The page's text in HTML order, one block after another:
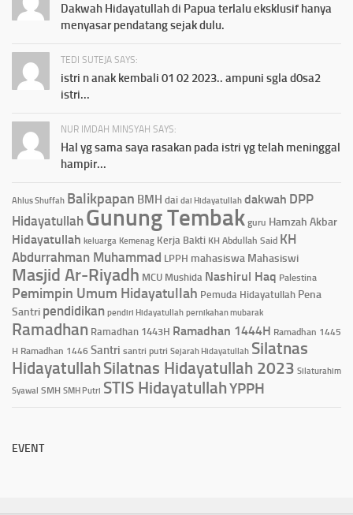
Dakwah Hidayatullah di Papua terlalu eksklusif hanya
menyasar pendatang sejak dulu.
TEDI SUTEJA SAYS:
istri n anak kembali 01 02 2023.. ampuni sgla d0sa2
istri...
NUR IMDAH MINSYAH SAYS:
Hal yg sama saya rasakan pada istri yg telah meninggal
hampir...
Ahlus Shuffah Balikpapan BMH dai dai Hidayatullah dakwah DPP
Hidayatullah Gunung Tembak guru Hamzah Akbar
Hidayatullah keluarga Kemenag Kerja Bakti KH Abdullah Said KH
Abdurrahman Muhammad LPPH mahasiswa Mahasiswi
Masjid Ar-Riyadh MCU Mushida Nashirul Haq Palestina
Pemimpin Umum Hidayatullah Pemuda Hidayatullah Pena
Santri pendidikan pendiri Hidayatullah pernikahan mubarak
Ramadhan Ramadhan 1443H Ramadhan 1444H Ramadhan 1445
H Ramadhan 1446 Santri santri putri Sejarah Hidayatullah Silatnas
HidayatullahSilatnas Hidayatullah 2023 Silaturahim
Syawal SMH SMH Putri STIS HidayatullahYPPH
EVENT